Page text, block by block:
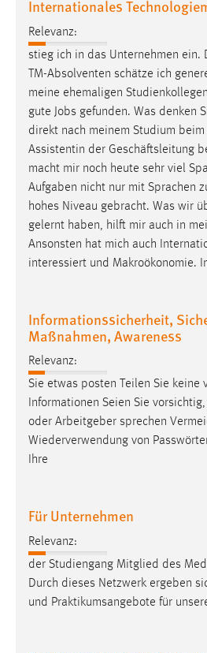
Internationales
Relevanz:
stieg ich in das Unternehmen ein.
TM-Absolventen schätze ich
meine ehemaligen
gute Jobs gefunden. Was denken
direkt nach meinem Studium
Assistentin der Geschäftsleitung
macht mir noch heute sehr viel
Aufgaben nicht nur mit Sprachen
hohes Niveau gebracht. Was wir
gelernt haben, hilft mir auch in
Ansonsten hat mich auch
interessiert und Makroökonomie.
Informationssicherheit,
Maßnahmen, Awareness
Relevanz:
Sie etwas posten Teilen Sie keine
Informationen Seien Sie
oder Arbeitgeber sprechen
Wiederverwendung von
Ihre
Für Unternehmen
Relevanz:
der Studiengang Mitglied des
Durch dieses Netzwerk ergeben
und Praktikumsangebote für